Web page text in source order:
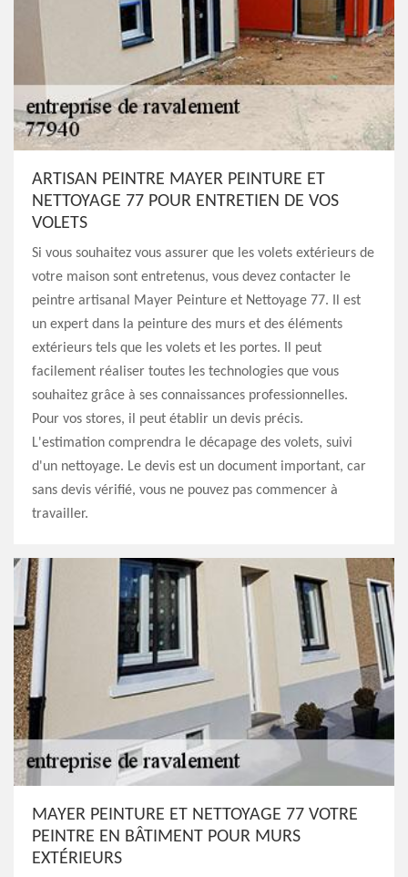
ARTISAN PEINTRE MAYER PEINTURE ET
NETTOYAGE 77 POUR ENTRETIEN DE VOS
VOLETS
Si vous souhaitez vous assurer que les volets extérieurs de
votre maison sont entretenus, vous devez contacter le
peintre artisanal Mayer Peinture et Nettoyage 77. Il est
un expert dans la peinture des murs et des éléments
extérieurs tels que les volets et les portes. Il peut
facilement réaliser toutes les technologies que vous
souhaitez grâce à ses connaissances professionnelles.
Pour vos stores, il peut établir un devis précis.
L'estimation comprendra le décapage des volets, suivi
d'un nettoyage. Le devis est un document important, car
sans devis vérifié, vous ne pouvez pas commencer à
travailler.
MAYER PEINTURE ET NETTOYAGE 77 VOTRE
PEINTRE EN BÂTIMENT POUR MURS
EXTÉRIEURS